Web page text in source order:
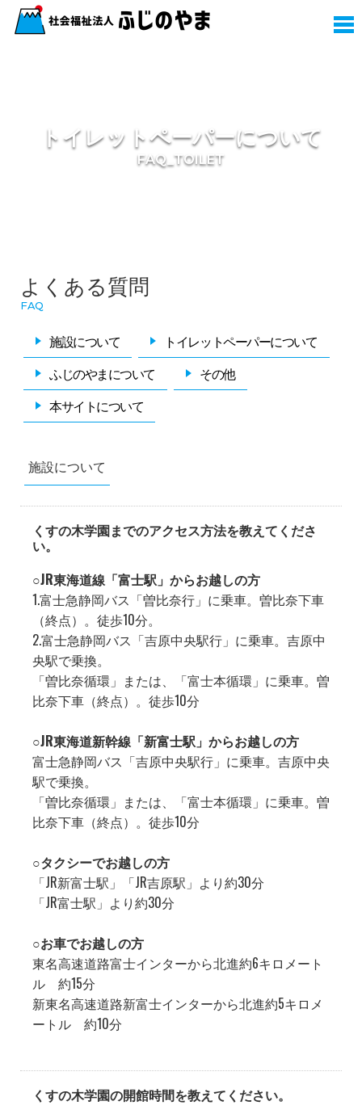
トイレットペーパーについて
FAQ_TOILET
よくある質問
FAQ
施設について
トイレットペーパーについて
ふじのやまについて
その他
本サイトについて
施設について
くすの木学園までのアクセス方法を教えてくださ
い。
○JR東海道線「富士駅」からお越しの方
1.富士急静岡バス「曽比奈行」に乗車。曽比奈下車
（終点）。徒歩10分。
2.富士急静岡バス「吉原中央駅行」に乗車。吉原中
央駅で乗換。
「曽比奈循環」または、「富士本循環」に乗車。曽
比奈下車（終点）。徒歩10分
○JR東海道新幹線「新富士駅」からお越しの方
富士急静岡バス「吉原中央駅行」に乗車。吉原中央
駅で乗換。
「曽比奈循環」または、「富士本循環」に乗車。曽
比奈下車（終点）。徒歩10分
○タクシーでお越しの方
「JR新富士駅」「JR吉原駅」より約30分
「JR富士駅」より約30分
○お車でお越しの方
東名高速道路富士インターから北進約6キロメート
ル 約15分
新東名高速道路新富士インターから北進約5キロメ
ートル 約10分
くすの木学園の開館時間を教えてください。